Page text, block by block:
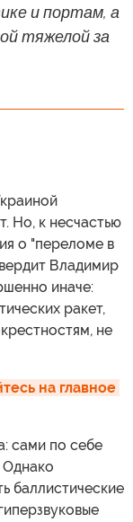
и портам, а
тяжелой за
Но, к несчастью
о "переломе в
Владимир
иначе:
ракет,
не
на главное
сами по себе
баллистические